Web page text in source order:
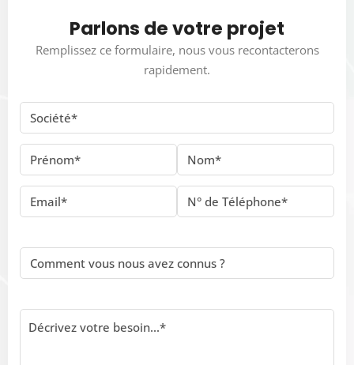
Parlons de votre projet
Remplissez ce formulaire, nous vous recontacterons
rapidement.